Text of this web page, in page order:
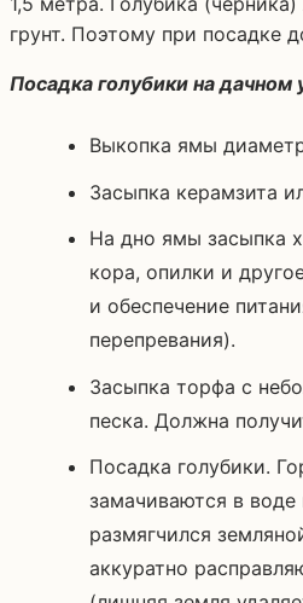
грунт. Поэтому при посадке
Посадка голубики на дачном
Выкопка ямы
Засыпка керамзита
На дно ямы засыпка
кора, опилки и
и обеспечение
перепревания).
Засыпка торфа с
песка. Должна
Посадка голубики.
замачиваются в
размягчился
аккуратно